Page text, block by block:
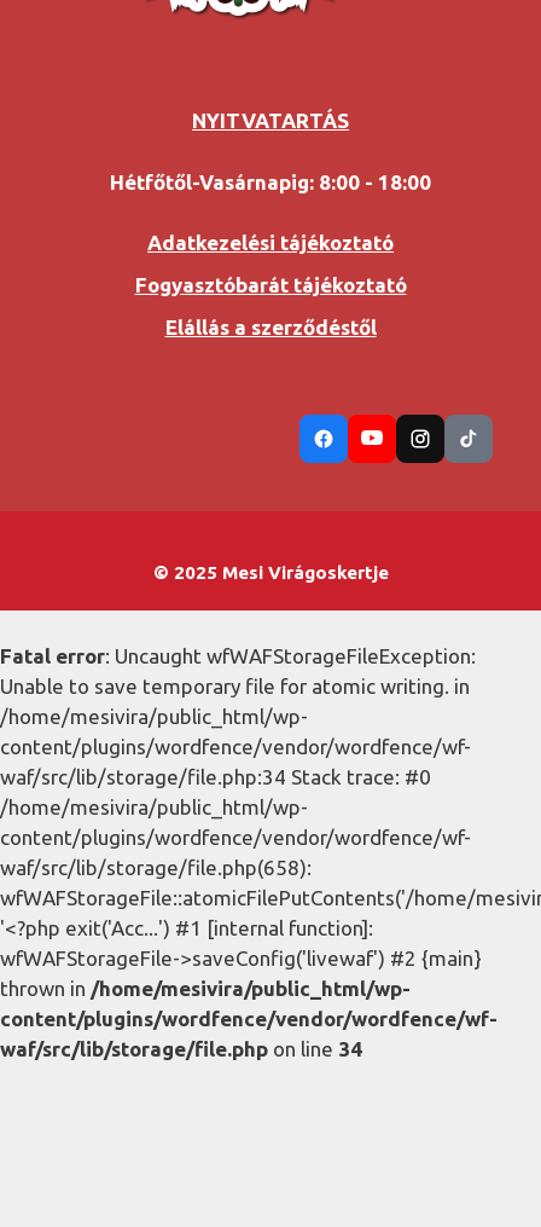
NYITVATARTÁS
Hétfőtől-Vasárnapig: 8:00 - 18:00
Adatkezelési tájékoztató
Fogyasztóbarát tájékoztató
Elállás a szerződéstől
© 2025 Mesi Virágoskertje
Fatal error: Uncaught wfWAFStorageFileException:
Unable to save temporary file for atomic writing. in
/home/mesivira/public_html/wp-
content/plugins/wordfence/vendor/wordfence/wf-
waf/src/lib/storage/file.php:34 Stack trace: #0
/home/mesivira/public_html/wp-
content/plugins/wordfence/vendor/wordfence/wf-
waf/src/lib/storage/file.php(658):
wfWAFStorageFile::atomicFilePutContents('/home/
'<?php exit('Acc...') #1 [internal function]:
wfWAFStorageFile->saveConfig('livewaf') #2 {main}
thrown in /home/mesivira/public_html/wp-
content/plugins/wordfence/vendor/wordfence/wf-
waf/src/lib/storage/file.php on line 34